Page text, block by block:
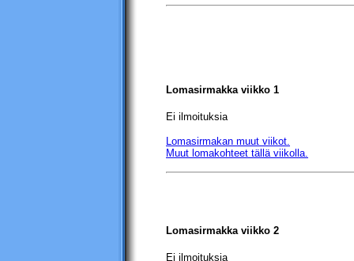
Lomasirmakka viikko 1
Ei ilmoituksia
Lomasirmakan muut viikot.
Muut lomakohteet tällä viikolla.
Lomasirmakka viikko 2
Ei ilmoituksia